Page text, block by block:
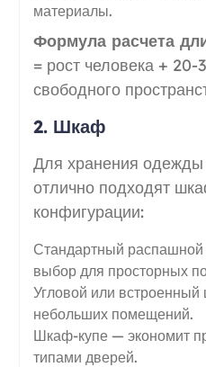
материалы.
Формула расчета
= рост человека +
свободного
2. Шкаф
Для хранения одежды
отлично подходят
конфигурации:
Стандартный
выбор для просторных
Угловой или
небольших помещений.
Шкаф-купе — экономит
типами дверей.